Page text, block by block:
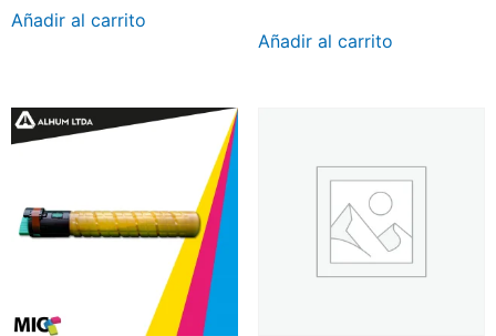
Añadir al carrito
Añadir al carrito